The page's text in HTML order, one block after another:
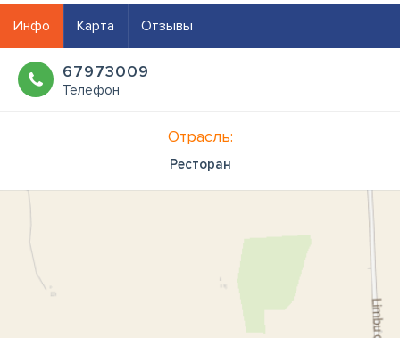
Инфо Карта Отзывы
67973009
Телефон
Отрасль:
Ресторан